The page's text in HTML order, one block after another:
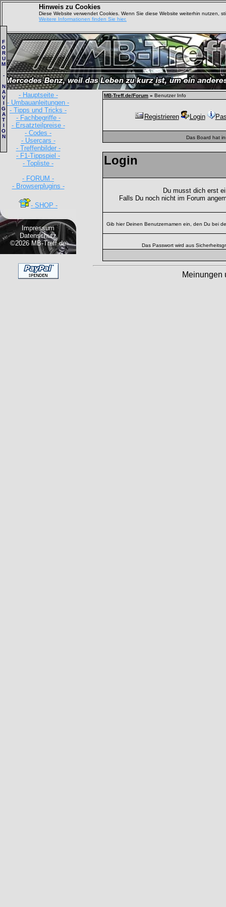
Hinweis zu Cookies
Diese Website verwendet Cookies. Wenn Sie diese Website weiterhin nutzen,
Weitere Informationen finden Sie hier.
- Hauptseite -
- Umbauanleitungen -
- Tipps und Tricks -
- Fachbegriffe -
- Ersatzteilpreise -
- Codes -
- Usercars -
- Treffenbilder -
- F1-Tippspiel -
- Topliste -
- FORUM -
- Browserplugins -
- SHOP -
Impressum
Datenschutz
©2026 MB-Treff.de
F
O
R
U
M
-
N
A
V
I
G
A
T
I
O
N
MB-Treff.de/Forum » Benutzer Info
Registrieren Login
Das Board hat
Login
Du musst dich erst
Falls Du noch nicht im Forum
Gib hier Deinen Benutzernamen ein, den Du bei
Das Passwort wird aus
Meinungen